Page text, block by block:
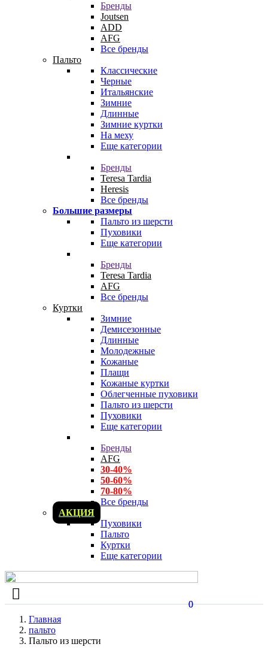
Бренды
Joutsen
ADD
AFG
Все бренды
Пальто
Классические
Черные
Итальянские
Зимние
Длинные
Зимние куртки
На меху
Еще категории
Бренды
Teresa Tardia
Heresis
Все бренды
Большие размеры
Пальто из шерсти
Пуховики
Еще категории
Бренды
Teresa Tardia
AFG
Все бренды
Куртки
Зимние
Демисезонные
Длинные
Молодежные
Кожаные
Плащи
Кожаные куртки
Облегченные пуховики
Пальто из шерсти
Пуховики
Еще категории
Бренды
AFG
30-40%
50-60%
70-80%
Все бренды
АКЦИЯ
Пуховики
Пальто
Куртки
Еще категории
0
0
Главная
пальто
Пальто из шерсти